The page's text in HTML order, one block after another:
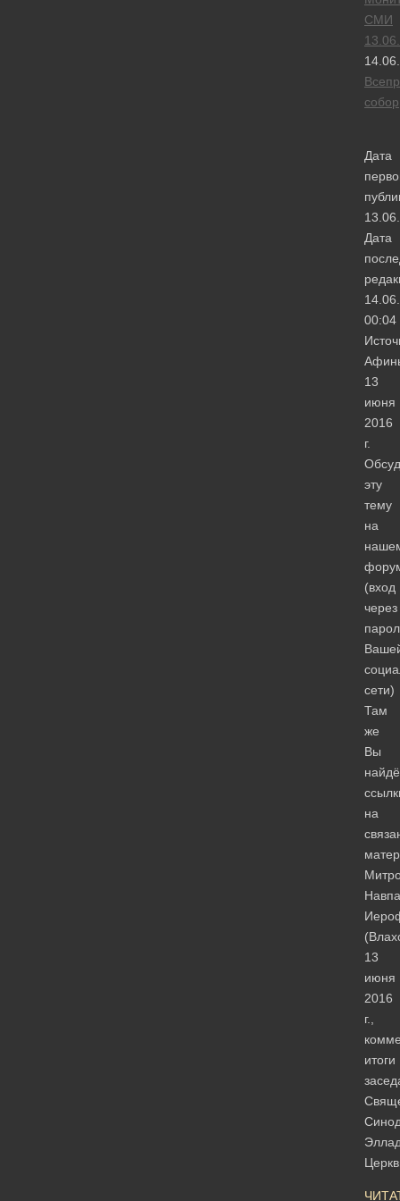
СМИ
собор
Дата
Дата
00:04
13
июня
2016
г.
эту
тему
на
(вход
через
сети)
Там
же
Вы
на
13
июня
2016
г.,
итоги